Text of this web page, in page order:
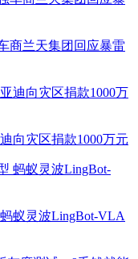
商兰天集团回应暴雷
向灾区捐款1000万元
蚁灵波LingBot-VLA